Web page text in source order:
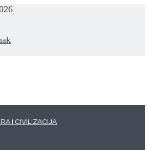
I CIVILIZACIJA